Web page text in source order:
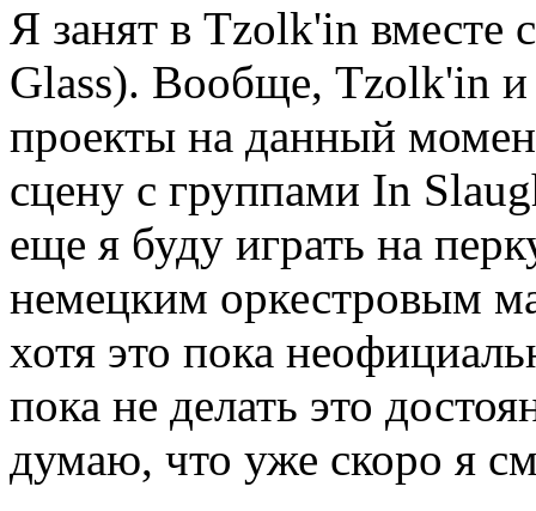
Я занят в Tzolk'in
Glass). Вообще, Tzolk'in и
проекты на данный
сцену с группами In
еще я буду играть на
немецким оркестровым
хотя это пока
пока не делать это
думаю, что уже скоро я